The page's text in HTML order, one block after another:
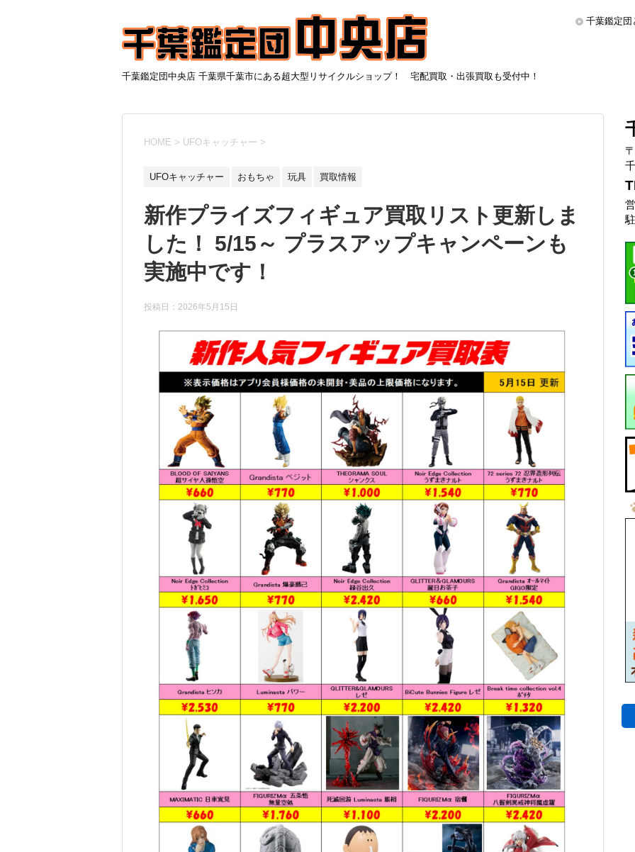
千葉鑑定団中央店 千葉県千葉市にある超大型リサイクルショップ！ 宅配買取・出張買取も受付中！
千葉鑑定団
HOME > UFOキャッチャー >
UFOキャッチャー おもちゃ 玩具 買取情報
新作プライズフィギュア買取リスト更新しま
した！ 5/15～ プラスアップキャンペーンも
実施中です！
投稿日： 2026年5月15日